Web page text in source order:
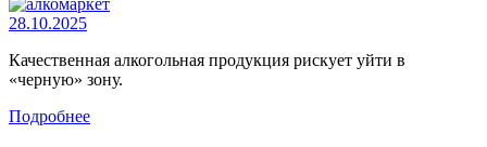
28.10.2025
Качественная алкогольная продукция рискует уйти в
«черную» зону.
Подробнее